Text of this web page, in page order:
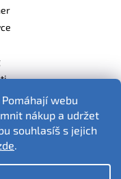
webu
nákup a udržet
souhlasíš s jejich
.